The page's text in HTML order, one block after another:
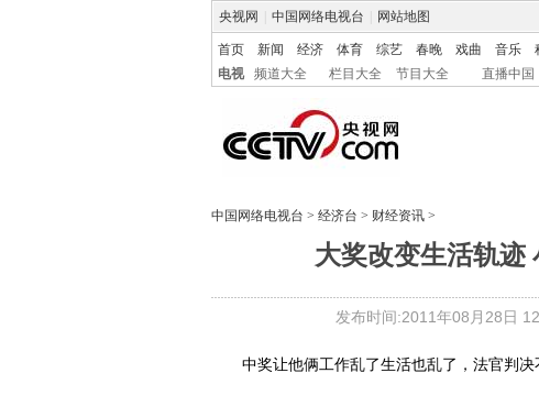
央视网 中国网络电视台 网站地图
首页 新闻 经济 体育 综艺 春晚 戏曲 音乐
电视
频道大全 栏目大全 节目大全 直播中国
中国网络电视台 > 经济台 > 财经资讯 >
大奖改变生活轨迹
发布时间:2011年08月28日
中奖让他俩工作乱了生活也乱了，法官判决